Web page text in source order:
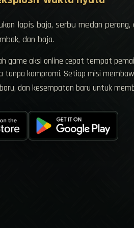
lapis baja, serbu medan perang,
dan baja.
game aksi online cepat tempat
tanpa kompromi. Setiap misi
dan kesempatan baru untuk